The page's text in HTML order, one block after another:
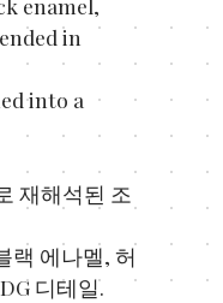
enamel,
in
into a
재해석된 조
랙 에나멜, 허
디테일.